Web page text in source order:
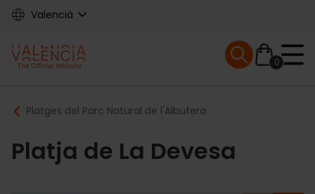
Skip
content
Valencià
Main
navigation
0
Mobile menu
Breadcrumb
Platges del Parc Natural de l'Albufera
Platja de La Devesa